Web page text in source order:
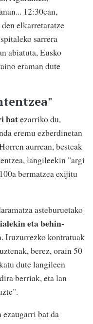
12:30ean,
elkarretaratze
sarrera
abiatuta, Eusko
eraman dute
batezarriko du,
eremu ezberdinetan
aurrean, besteak
langileekin "argi
bermatzea exijitu
asteburuetako
eta behin-
Iruzurrezko kontratuak
berez, orain 50
dute langileen
berriak, eta lan
ezaugarri bat da